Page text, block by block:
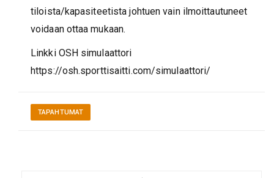
tiloista/kapasiteetista johtuen vain ilmoittautuneet
voidaan ottaa mukaan.
Linkki OSH simulaattori
https://osh.sporttisaitti.com/simulaattori/
TAPAHTUMAT